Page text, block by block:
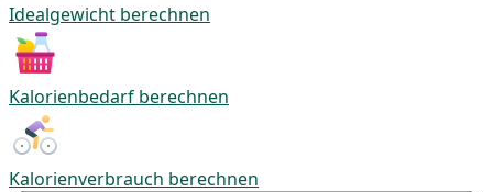
Idealgewicht berechnen
Kalorienbedarf berechnen
Kalorienverbrauch berechnen